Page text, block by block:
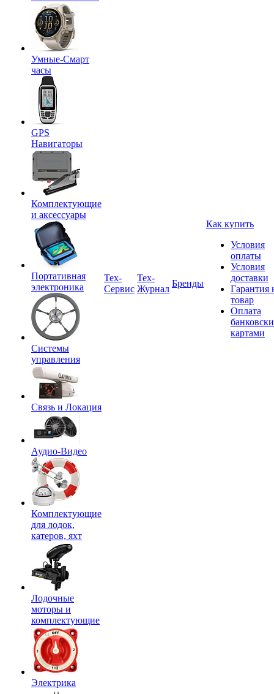
Умные-Смарт
часы
GPS
Навигаторы
Комплектующие
и аксессуары
Портативная
электроника
Системы
управления
Связь и Локация
Аудио-Видео
Комплектующие
для лодок,
катеров, яхт
Лодочные
моторы и
комплектующие
Электрика
Tex-
Сервис
Тех-
Журнал
Бренды
Как купить
Условия
оплаты
Условия
доставки
Гарантия
товар
Оплата
картами